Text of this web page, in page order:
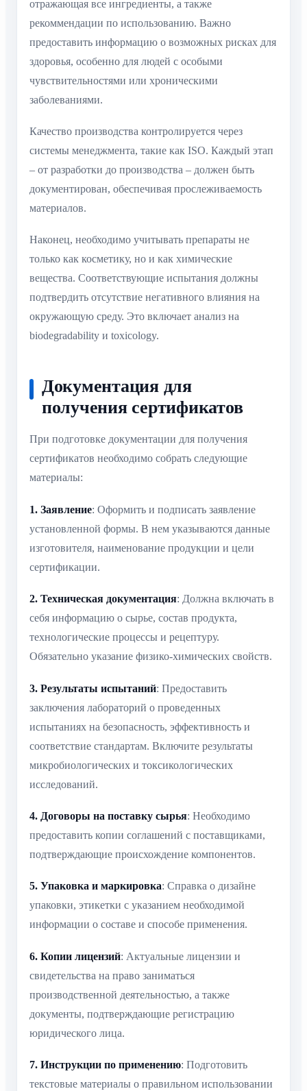
отражающая все ингредиенты, а также
рекоммендации по использованию. Важно
предоставить информацию о возможных рисках для
здоровья, особенно для людей с особыми
чувствительностями или хроническими
заболеваниями.
Качество производства контролируется через
системы менеджмента, такие как ISO. Каждый этап
– от разработки до производства – должен быть
документирован, обеспечивая прослеживаемость
материалов.
Наконец, необходимо учитывать препараты не
только как косметику, но и как химические
вещества. Соответствующие испытания должны
подтвердить отсутствие негативного влияния на
окружающую среду. Это включает анализ на
biodegradability и toxicology.
Документация для
получения сертификатов
При подготовке документации для получения
сертификатов необходимо собрать следующие
материалы:
1. Заявление: Оформить и подписать заявление
установленной формы. В нем указываются данные
изготовителя, наименование продукции и цели
сертификации.
2. Техническая документация: Должна включать в
себя информацию о сырье, состав продукта,
технологические процессы и рецептуру.
Обязательно указание физико-химических свойств.
3. Результаты испытаний: Предоставить
заключения лабораторий о проведенных
испытаниях на безопасность, эффективность и
соответствие стандартам. Включите результаты
микробиологических и токсикологических
исследований.
4. Договоры на поставку сырья: Необходимо
предоставить копии соглашений с поставщиками,
подтверждающие происхождение компонентов.
5. Упаковка и маркировка: Справка о дизайне
упаковки, этикетки с указанием необходимой
информации о составе и способе применения.
6. Копии лицензий: Актуальные лицензии и
свидетельства на право заниматься
производственной деятельностью, а также
документы, подтверждающие регистрацию
юридического лица.
7. Инструкции по применению: Подготовить
текстовые материалы о правильном использовании